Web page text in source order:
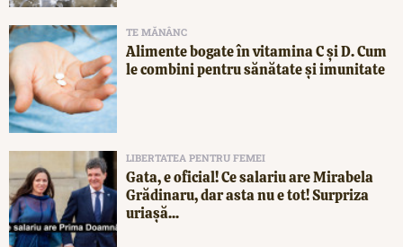
TE MĂNÂNC
Alimente bogate în vitamina C și D. Cum
le combini pentru sănătate și imunitate
LIBERTATEA PENTRU FEMEI
Gata, e oficial! Ce salariu are Mirabela
Grădinaru, dar asta nu e tot! Surpriza
uriașă...